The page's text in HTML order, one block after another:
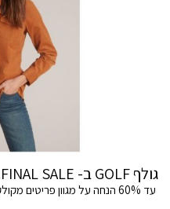
גולף GOLF ב- FINAL SALE.
עד 60% הנחה על מגוון פריטים מקולקציית החורף